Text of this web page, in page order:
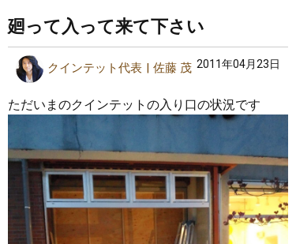
廻って入って来て下さい
クインテット代表 佐藤 茂 2011年04月23日
ただいまのクインテットの入り口の状況です